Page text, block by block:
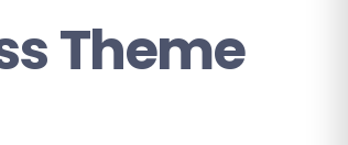
Theme